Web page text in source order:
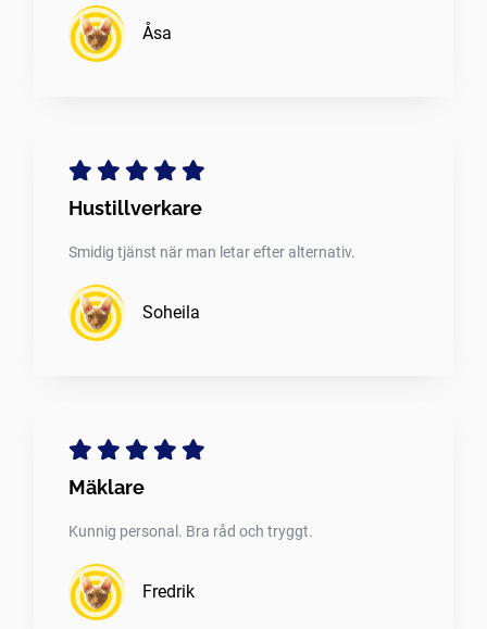
Åsa
Hustillverkare
Smidig tjänst när man letar efter alternativ.
Soheila
Mäklare
Kunnig personal. Bra råd och tryggt.
Fredrik